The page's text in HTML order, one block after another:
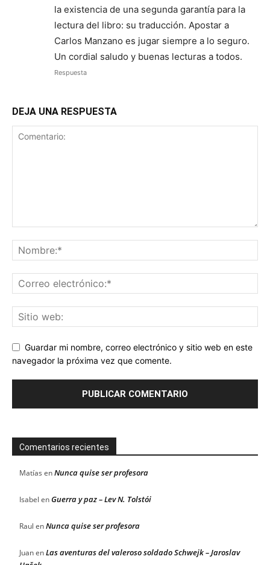
la existencia de una segunda garantía para la
lectura del libro: su traducción. Apostar a
Carlos Manzano es jugar siempre a lo seguro.
Un cordial saludo y buenas lecturas a todos.
Respuesta
DEJA UNA RESPUESTA
Guardar mi nombre, correo electrónico y sitio web en este
navegador la próxima vez que comente.
Comentarios recientes
Matías enNunca quise ser profesora
Isabel enGuerra y paz – Lev N. Tolstói
Raul enNunca quise ser profesora
JuanenLas aventuras del valeroso soldado Schwejk – Jaroslav